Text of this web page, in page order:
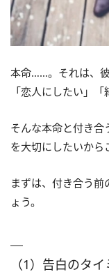
本命……。それは、彼
「恋人にしたい」
そんな本命と付き合
を大切にしたいから
まずは、付き合う
ょう。
（1）告白のタ